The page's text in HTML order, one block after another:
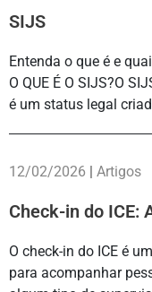
SIJS
Entenda o que é e
O QUE É O SIJS?O
é um status legal
12/02/2026 | Artigos
Check-in do ICE:
O check-in do ICE é
para acompanhar